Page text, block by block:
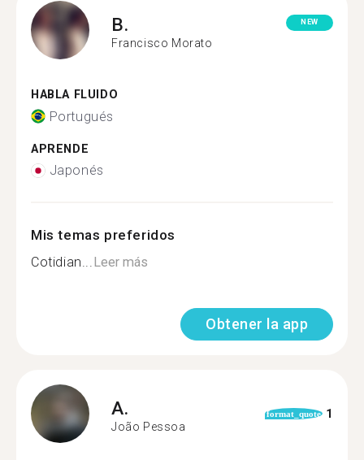
B.
Francisco Morato
NEW
HABLA FLUIDO
Portugués
APRENDE
Japonés
Mis temas preferidos
Cotidian...Leer más
Obtener la app
A.
João Pessoa
format_quote 1